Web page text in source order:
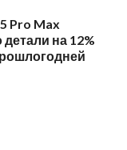
Pro Max
детали на 12%